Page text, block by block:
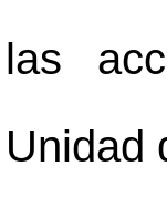
las
Unidad